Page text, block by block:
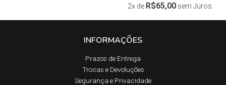
2x de R$65,00 sem Juros
INFORMAÇÕES
Prazos de Entrega​
Trocas e Devoluções​
Segurança e Privacidade